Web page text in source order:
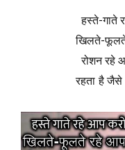
हस्ते-गाते
खिलते-
रोशन रहे
रहता है जैसे